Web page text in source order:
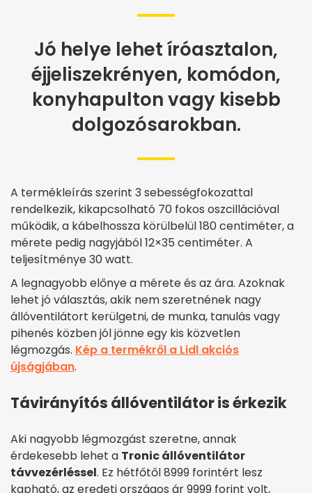
Jó helye lehet íróasztalon,
éjjeliszekrényen, komódon,
konyhapulton vagy kisebb
dolgozósarokban.
A termékleírás szerint 3 sebességfokozattal
rendelkezik, kikapcsolható 70 fokos oszcillációval
működik, a kábelhossza körülbelül 180 centiméter, a
mérete pedig nagyjából 12×35 centiméter. A
teljesítménye 30 watt.
A legnagyobb előnye a mérete és az ára. Azoknak
lehet jó választás, akik nem szeretnének nagy
állóventilátort kerülgetni, de munka, tanulás vagy
pihenés közben jól jönne egy kis közvetlen
légmozgás. Kép a termékről a Lidl akciós
újságjában.
Távirányítós állóventilátor is érkezik
Aki nagyobb légmozgást szeretne, annak
érdekesebb lehet a Tronic állóventilátor
távvezérléssel. Ez hétfőtől 8999 forintért lesz
kapható, az eredeti országos ár 9999 forint volt,